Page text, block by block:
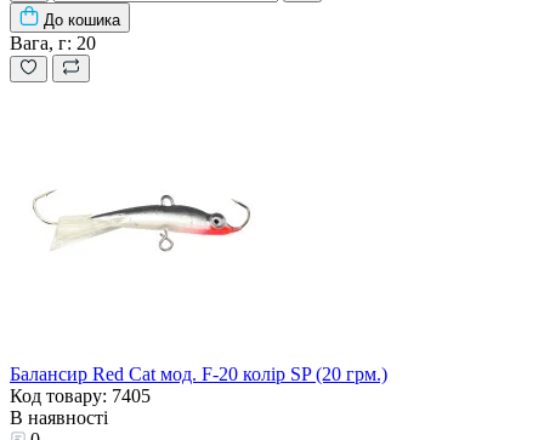
До кошика
Вага, г: 20
Балансир Red Cat мод. F-20 колір SP (20 грм.)
Код товару: 7405
В наявності